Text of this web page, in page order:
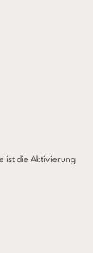
ist die Aktivierung